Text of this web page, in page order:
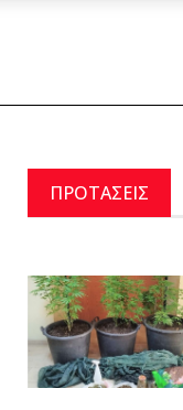
ΠΡΟΤΑΣΕΙΣ